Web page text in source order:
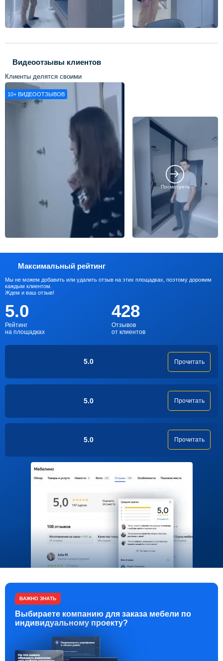
Видеоотзывы клиентов
Клиенты делятся своими
впечатлениями о нашей работе
10+ ВИДЕООТЗЫВОВ
Посмотреть
Максимальный рейтинг
Мы не можем добавить или удалить отзыв на этих площадках, поэтому дорожим
каждым клиентом.
Ждем и ваш отзыв!
5.0
Рейтинг
на площадках
428
Отзывов
от клиентов
5.0 Прочитать
5.0 Прочитать
5.0 Прочитать
ВАЖНО ЗНАТЬ
Выбираете компанию для заказа мебели по
индивидуальному проекту?